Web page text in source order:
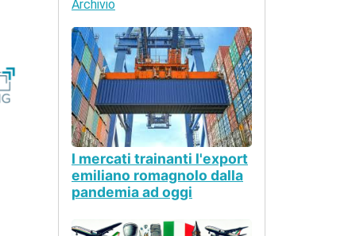
Archivio
I mercati trainanti l'export
emiliano romagnolo dalla
pandemia ad oggi